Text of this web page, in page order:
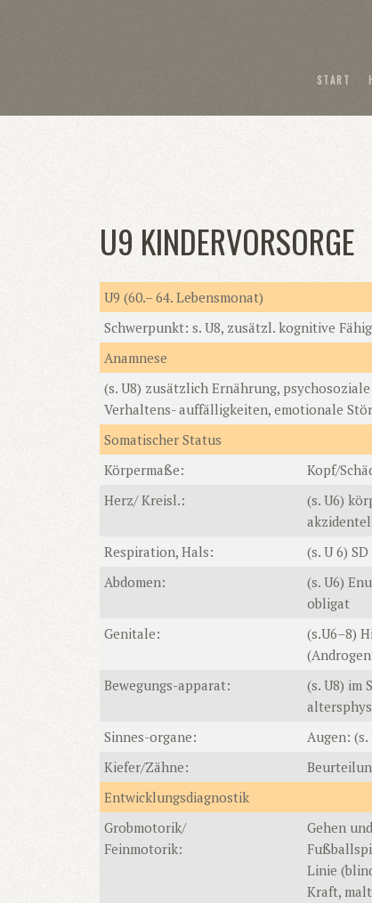
START
U9 KINDERVORSORGE
U9 (60.– 64. Lebensmonat)
Schwerpunkt: s. U8, zusätzl. kognitive
Anamnese
(s. U8) zusätzlich Ernährung,
Verhaltens- auffälligkeiten, emotionale
Somatischer Status
Körpermaße:
Kopf/
Herz/ Kreisl.:
(s. U6)
Respiration, Hals:
(s. U 6)
Abdomen:
(s. U6)
obligat
Genitale:
(s.U6–8)
Bewegungs-apparat:
(s. U8) im
Sinnes-organe:
Augen:
Kiefer/Zähne:
Entwicklungsdiagnostik
Grobmotorik/
Feinmotorik:
Gehen
Linie
Kraft,